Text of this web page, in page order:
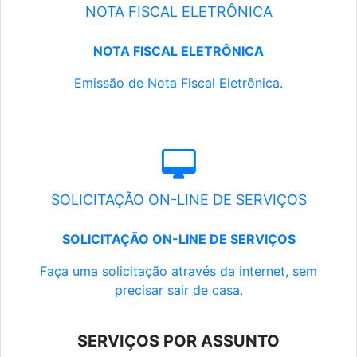
NOTA FISCAL ELETRÔNICA
NOTA FISCAL ELETRÔNICA
Emissão de Nota Fiscal Eletrônica.
SOLICITAÇÃO ON-LINE DE SERVIÇOS
SOLICITAÇÃO ON-LINE DE SERVIÇOS
Faça uma solicitação através da internet, sem
precisar sair de casa.
SERVIÇOS POR ASSUNTO